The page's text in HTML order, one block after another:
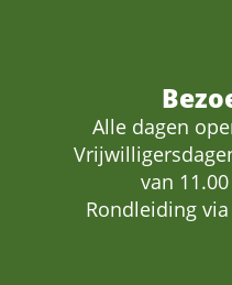
Alle dagen
van
Rondleiding via